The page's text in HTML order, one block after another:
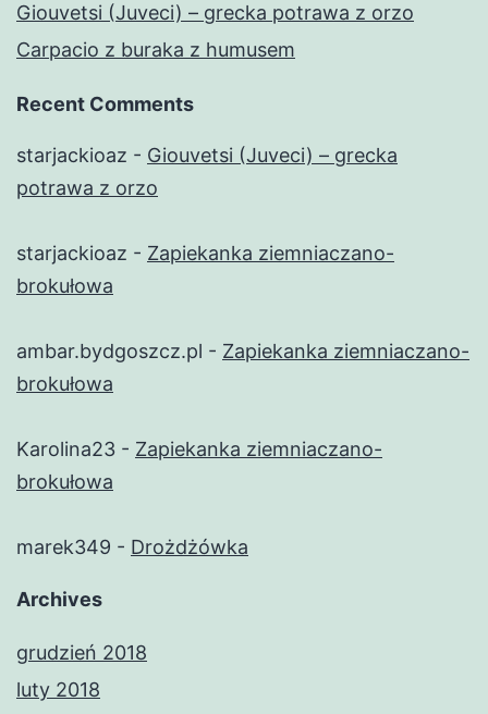
Giouvetsi (Juveci) – grecka potrawa z orzo
Carpacio z buraka z humusem
Recent Comments
starjackioaz - Giouvetsi (Juveci) – grecka
potrawa z orzo
starjackioaz - Zapiekanka ziemniaczano-
brokułowa
ambar.bydgoszcz.pl - Zapiekanka ziemniaczano-
brokułowa
Karolina23 - Zapiekanka ziemniaczano-
brokułowa
marek349 - Drożdżówka
Archives
grudzień 2018
luty 2018